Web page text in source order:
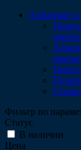
Алмазные и
Фильтр по
Статус
В наличии
Цена